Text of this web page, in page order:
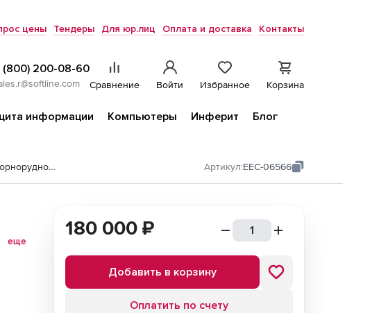
цены Тендеры Для юр.лиц Оплата и доставка Контакты
(800) 200-08-60
Сравнение Войти Избранное Корзина
информации Компьютеры Инферит
Блог
Sike. Электронный курс Слесарь горнорудного оборудования: шахтные вагонетки Артикул:EEC-06566
еще
180 000 ₽
Добавить в корзину
Оплатить по счету